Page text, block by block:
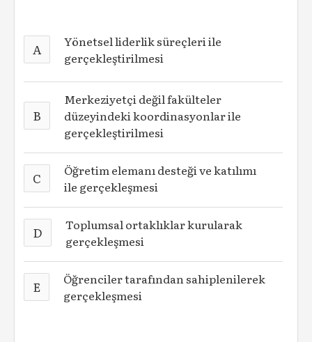
A
Yönetsel liderlik süreçleri ile
gerçekleştirilmesi
B
Merkeziyetçi değil fakülteler
düzeyindeki koordinasyonlar ile
gerçekleştirilmesi
C
Öğretim elemanı desteği ve katılımı
ile gerçekleşmesi
D
Toplumsal ortaklıklar kurularak
gerçekleşmesi
E
Öğrenciler tarafından sahiplenilerek
gerçekleşmesi